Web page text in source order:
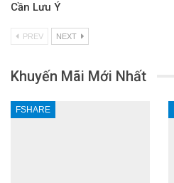
Cần Lưu Ý
PREV NEXT
Khuyến Mãi Mới Nhất
FSHARE